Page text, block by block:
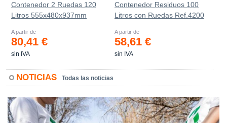
Contenedor 2 Ruedas 120
Litros 555х480х937mm
A partir de
80,41 €
sin IVA
Contenedor Residuos 100
Litros con Ruedas Ref.4200
A partir de
58,61 €
sin IVA
NOTICIAS Todas las noticias